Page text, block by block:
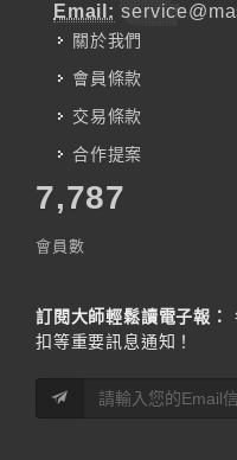
Email:
關於我們
會員條款
交易條款
合作提案
7,787
會員數
訂閱大師輕鬆讀電子報：
扣等重要訊息通知！